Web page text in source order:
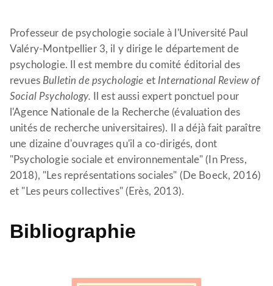
Professeur de psychologie sociale à l'Université Paul
Valéry-Montpellier 3, il y dirige le département de
psychologie. Il est membre du comité éditorial des
revues Bulletin de psychologie et International Review of
Social Psychology.
Il est aussi expert ponctuel pour
l'Agence Nationale de la Recherche (évaluation des
unités de recherche universitaires). Il a déjà fait paraître
une dizaine d'ouvrages qu'il a co-dirigés, dont
"Psychologie sociale et environnementale" (In Press,
2018), "Les représentations sociales" (De Boeck, 2016)
et "Les peurs collectives" (Erès, 2013).
Bibliographie